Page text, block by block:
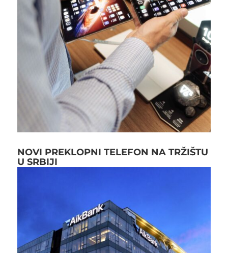
NOVI PREKLOPNI TELEFON NA TRŽIŠTU
U SRBIJI